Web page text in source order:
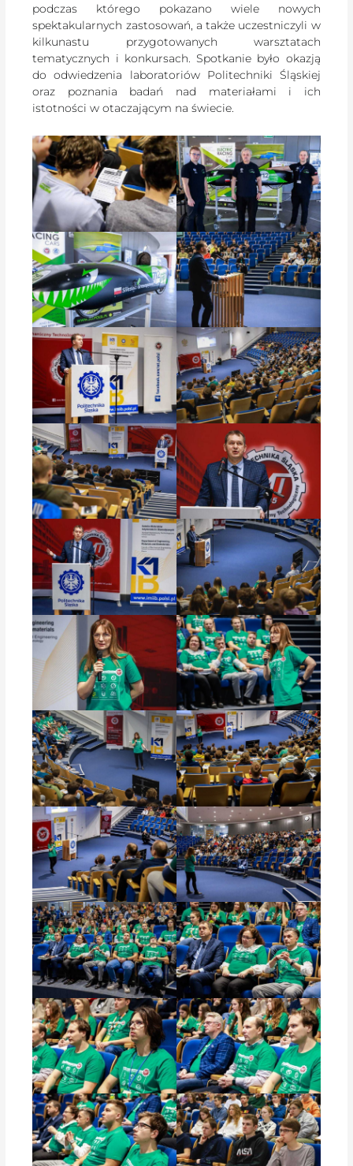
podczas którego pokazano wiele nowych
spektakularnych zastosowań, a także uczestniczyli w
kilkunastu przygotowanych warsztatach
tematycznych i konkursach. Spotkanie było okazją
do odwiedzenia laboratoriów Politechniki Śląskiej
oraz poznania badań nad materiałami i ich
istotności w otaczającym na świecie.